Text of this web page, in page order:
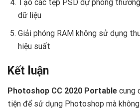
Tạo các tệp PSD dự phòng
dữ liệu
Giải phóng RAM không sử dụng
hiệu suất
Kết luận
Photoshop CC 2020 Portable cung
tiện để sử dụng Photoshop mà